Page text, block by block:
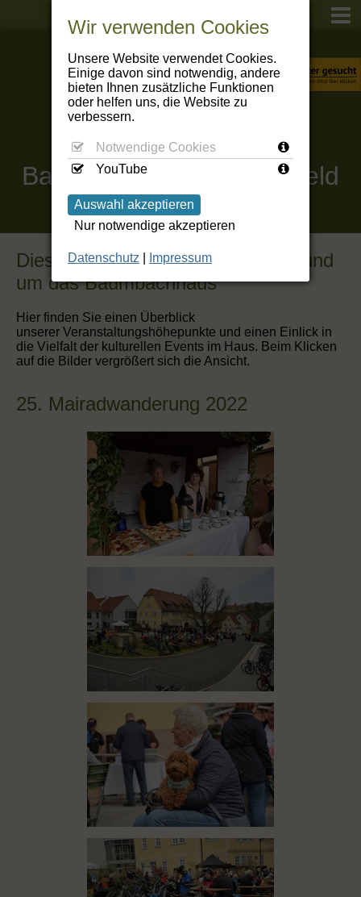
Baumbachhaus Kranichfeld
Diese Veranstaltungen gab es im und
um das Baumbachhaus
Hier finden Sie einen Überblick
unserer Veranstaltungshöhepunkte und einen Einlick in
die Vielfalt der kulturellen Events im Haus. Beim Klicken
auf die Bilder vergrößert sich die Ansicht.
25. Mairadwanderung 2022
Wir verwenden Cookies
Unsere Website verwendet Cookies.
Einige davon sind notwendig, andere
bieten Ihnen zusätzliche Funktionen
oder helfen uns, die Website zu
verbessern.
Notwendige Cookies
YouTube
Auswahl akzeptieren
Nur notwendige akzeptieren
Datenschutz Impressum